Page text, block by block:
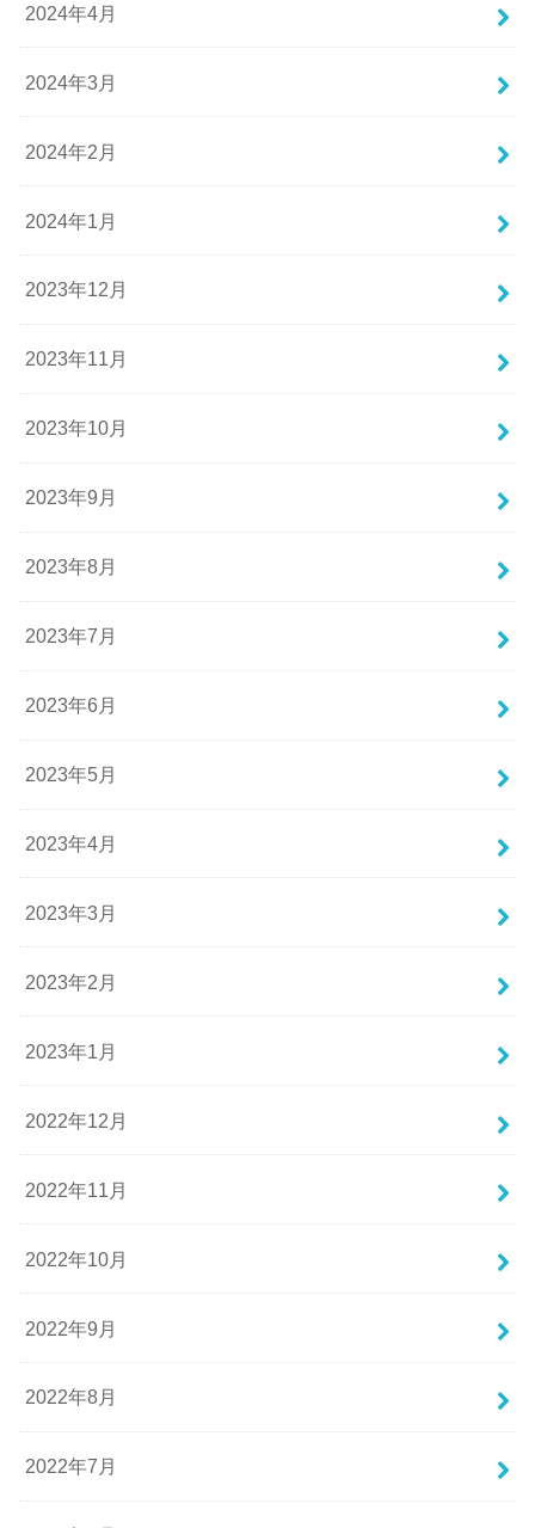
2024年4月
2024年3月
2024年2月
2024年1月
2023年12月
2023年11月
2023年10月
2023年9月
2023年8月
2023年7月
2023年6月
2023年5月
2023年4月
2023年3月
2023年2月
2023年1月
2022年12月
2022年11月
2022年10月
2022年9月
2022年8月
2022年7月